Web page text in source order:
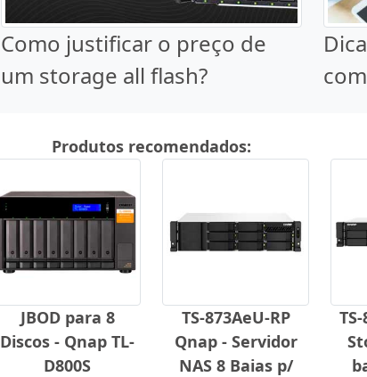
Como justificar o preço de
um storage all flash?
Produtos recomendados:
JBOD para 8
Discos - Qnap TL-
D800S
TS-873AeU-RP
Qnap - Servidor
NAS 8 Baias p/